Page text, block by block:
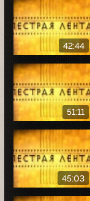
42:44
51:11
45:03